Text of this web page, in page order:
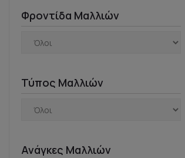
Φροντίδα Μαλλιών
Τύπος Μαλλιών
Ανάγκες Μαλλιών